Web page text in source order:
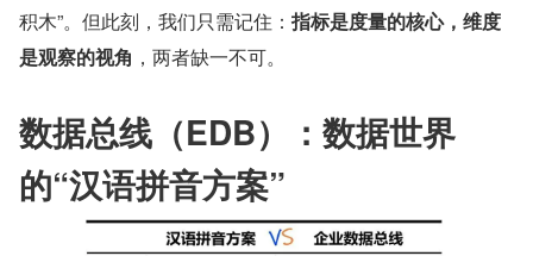
积木”。但此刻，我们只需记住： 指标是度量的核心，维度
是观察的视角 ，两者缺一不可。
数据总线（EDB）：数据世界
的“汉语拼音方案”